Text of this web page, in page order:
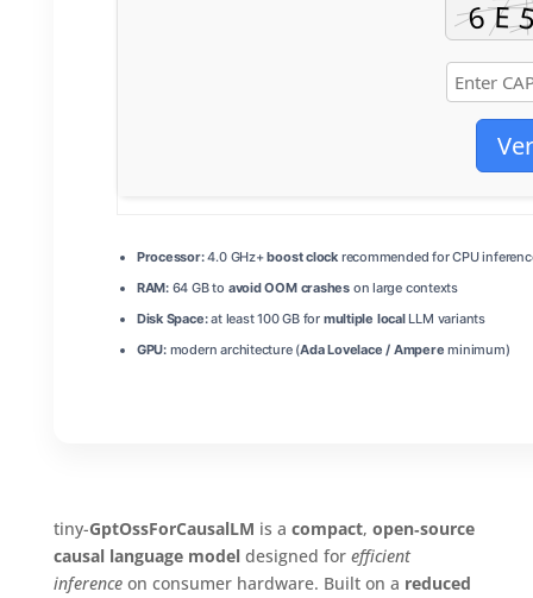
Processor:4.0 GHz+boost clock recommended for CPU
RAM:64 GB to avoid OOM crashes on large contexts
Disk Space:at least 100 GB for multiple localLLM variants
GPU:modern architecture (Ada Lovelace / Ampere minimum)
tiny-GptOssForCausalLM is a compact, open‑source
causal language modeldesigned for efficient
inferenceon consumer hardware. Built on a reduced